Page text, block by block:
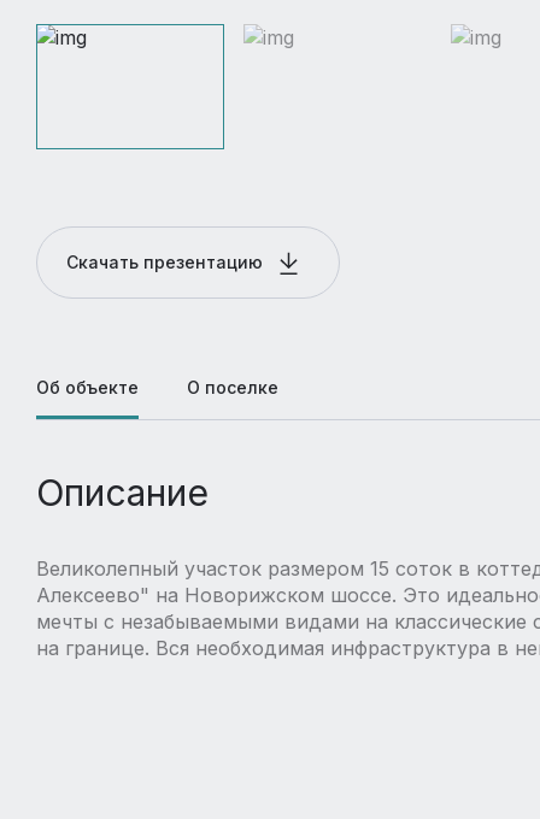
Скачать презентацию
Об объекте О поселке
Описание
Великолепный участок размером 15 соток в
Алексеево" на Новорижском шоссе. Это
мечты с незабываемыми видами на
на границе. Вся необходимая инфраструктура в